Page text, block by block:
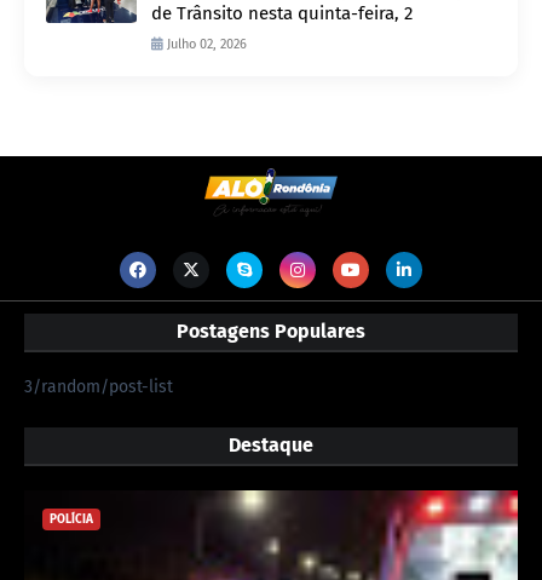
de Trânsito nesta quinta-feira, 2
Julho 02, 2026
Postagens Populares
3/random/post-list
Destaque
POLÍCIA